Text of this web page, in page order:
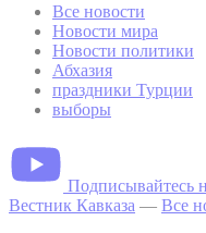
Все новости
Новости мира
Новости политики
Абхазия
праздники Турции
выборы
Подписывайтесь
Вестник Кавказа — Все